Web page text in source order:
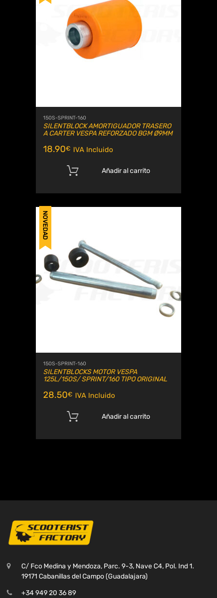
150S-SPRINT-160
SILENTBLOCK AMORTIGUADOR TRASERO
A CARTER VESPA REFORZADO BGM Ø9MM
18.90€ IVA Incluido
Añadir al carrito
NOVEDAD
150S-SPRINT-160
SILENTBLOCKS MOTOR VESPA
125L/150S/ SPRINT/160 TIPO ORIGINAL
28.50€ IVA Incluido
Añadir al carrito
C/ Fco Medina y Mendoza, Parc. 9-3, Nave C4, Pol. Ind 1.
19171 Cabanillas del Campo (Guadalajara)
+34 949 20 36 89